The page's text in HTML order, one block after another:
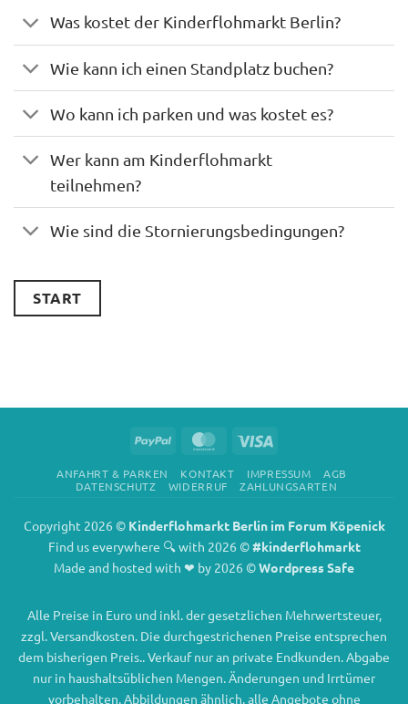
Was kostet der Kinderflohmarkt Berlin?
Wie kann ich einen Standplatz buchen?
Wo kann ich parken und was kostet es?
Wer kann am Kinderflohmarkt
teilnehmen?
Wie sind die Stornierungsbedingungen?
START
PayPal MasterCard
ANFAHRT & PARKEN KONTAKT IMPRESSUM
AGB
DATENSCHUTZ
WIDERRUF ZAHLUNGSARTEN
Copyright 2026 © Kinderflohmarkt Berlin im Forum Köpenick
Find us everywhere 🔍 with 2026 ©#kinderflohmarkt
Made and hosted with ❤ by 2026 ©Wordpress Safe
Alle Preise in Euro und inkl. der gesetzlichen Mehrwertsteuer,
zzgl. Versandkosten. Die durchgestrichenen Preise entsprechen
dem bisherigen Preis.. Verkauf nur an private Endkunden. Abgabe
nur in haushaltsüblichen Mengen. Änderungen und Irrtümer
vorbehalten. Abbildungen ähnlich, alle Angebote ohne